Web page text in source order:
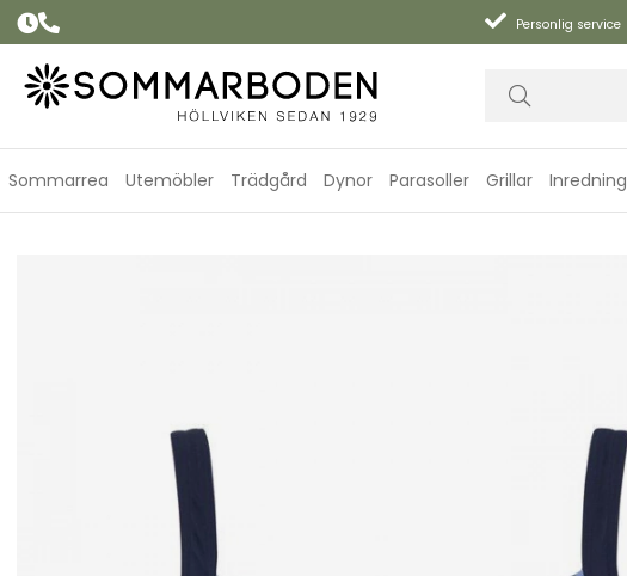
Personlig service
Sommarrea Utemöbler Trädgård Dynor Parasoller Grillar Inredning